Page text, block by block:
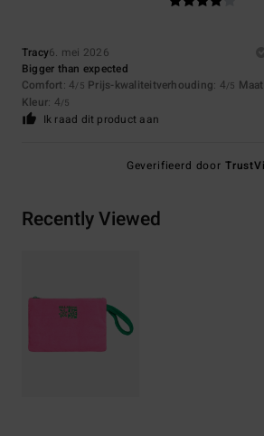
Tracy6. mei 2026
Bigger than expected
Comfort: 4/5 Prijs-kwaliteitverhouding: 4/5 Maat
Kleur: 4/5
Ik raad dit product aan
Geverifieerd door
Recently Viewed